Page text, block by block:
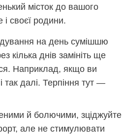
місток до вашого
своєї родини.
на день сумішшю
днів замініть ще
Наприклад, якщо ви
так далі. Терпіння тут —
й болючими, зціджуйте
але не стимулювати